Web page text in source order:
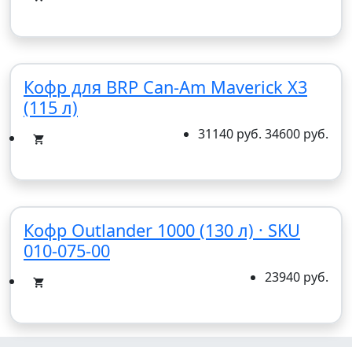
Кофр для BRP Can-Am Maverick X3
(115 л)
31140 руб. 34600 руб.
Кофр Outlander 1000 (130 л) · SKU
010-075-00
23940 руб.